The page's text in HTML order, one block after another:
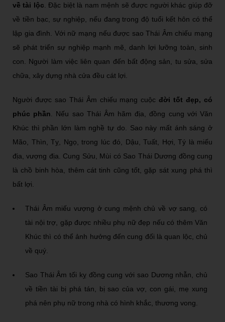
về tài lộc . Đặc biệt là nam mệnh sẽ được người khác giúp đỡ
về tiền bạc, sự nghiệp, nếu đang trong độ tuổi kết hôn có thể
lập gia đình. Với nữ mạng nếu được sao Thái Âm chiếu mạng
sẽ phát triển sự nghiệp mạnh mẽ, danh lợi lưỡng toàn, sinh
con. Người làm việc liên quan đến bất động sản, tu sửa, sửa
chữa, xây dựng nhà cửa đều cát lợi.
Người được sao Thái Âm chiếu mạng cuộc đời tốt đẹp, có
phúc phần . Nếu sao Thái Âm hãm địa, đồng cung với Văn
Khúc thì phần lớn làm nghề tự do. Sao này mất ánh sáng ở
Mão, Thìn, Tỵ, Ngọ, trong lúc đó, Dậu, Tuất, Hợi, Tý là miếu
địa, vượng địa. Cung Sửu, Mùi có Sao Thái Dương đồng cung
là chồ binh hòa, thêm cát tinh cũng tốt, gặp sát xung phá thì
bất lợi.
Thái Âm miếu vượng ở cung mệnh chủ về vợ sang, có
tài nội trợ, gặp được nhiều phụ nữ đẹp nếu có thêm Văn
Khúc thì có thể ảnh hưởng đến cung đối là quan lộc, chủ
về quý.
Sao Thái Âm tối kỵ đồng cung với sao Dương nhẫn, chủ
về tiền tài bị phá tán, bị sao của vợ, con gái, mẹ xung
phá nên phụ nữ trong nhà có hình khắc, thương vong.